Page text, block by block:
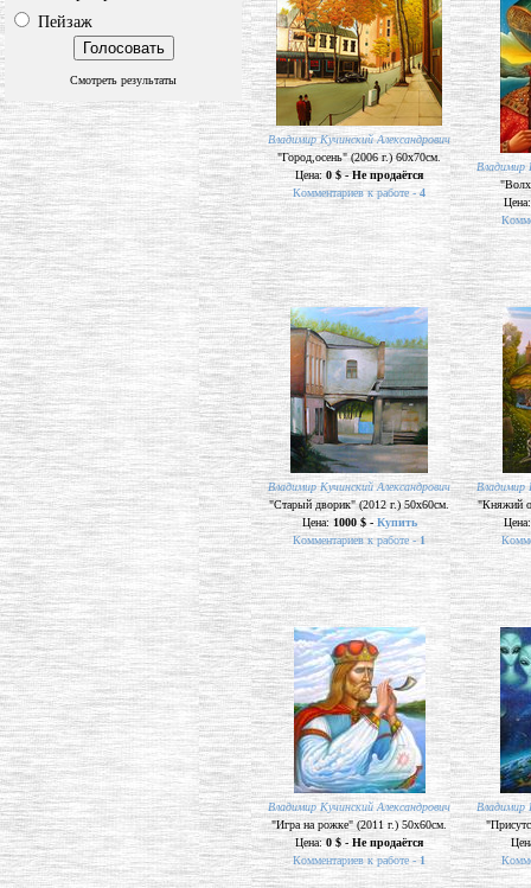
Пейзаж
Смотреть результаты
Владимир Кучинский Александрович
"Город,осень" (2006 г.) 60х70см.
Цена:0 $ - Не продаётся
Комментариев к работе - 4
Владимир
Владимир Кучинский Александрович
"Старый дворик" (2012 г.) 50х60см.
Цена: 1000 $ - Купить
Комментариев к работе -1
Владимир
"Княжий
Владимир Кучинский Александрович
"Игра на рожке" (2011 г.) 50х60см.
Цена:0 $ - Не продаётся
Комментариев к работе -1
Владимир